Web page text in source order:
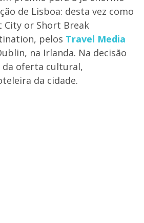
de Lisboa: desta vez como
City or Short Break
pelos Travel Media
na Irlanda. Na decisão
da oferta cultural,
da cidade.